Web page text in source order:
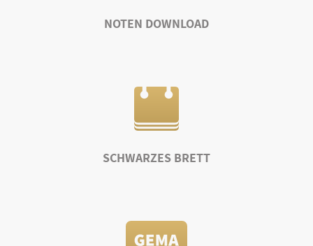
NOTEN DOWNLOAD
SCHWARZES BRETT